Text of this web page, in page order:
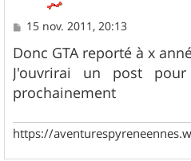
M
s
s
a
g
e
15 nov. 2011, 20:13
Donc GTA reporté à x
J'ouvrirai un post
prochainement
https://